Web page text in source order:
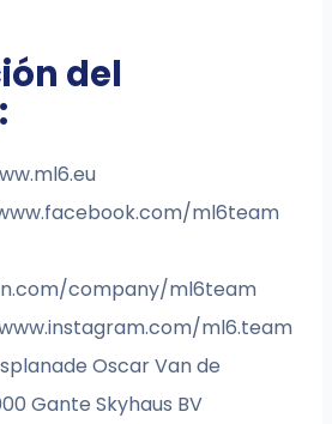
del
ml6team
company/ml6team
ml6.team
Oscar Van de
Gante Skyhaus BV